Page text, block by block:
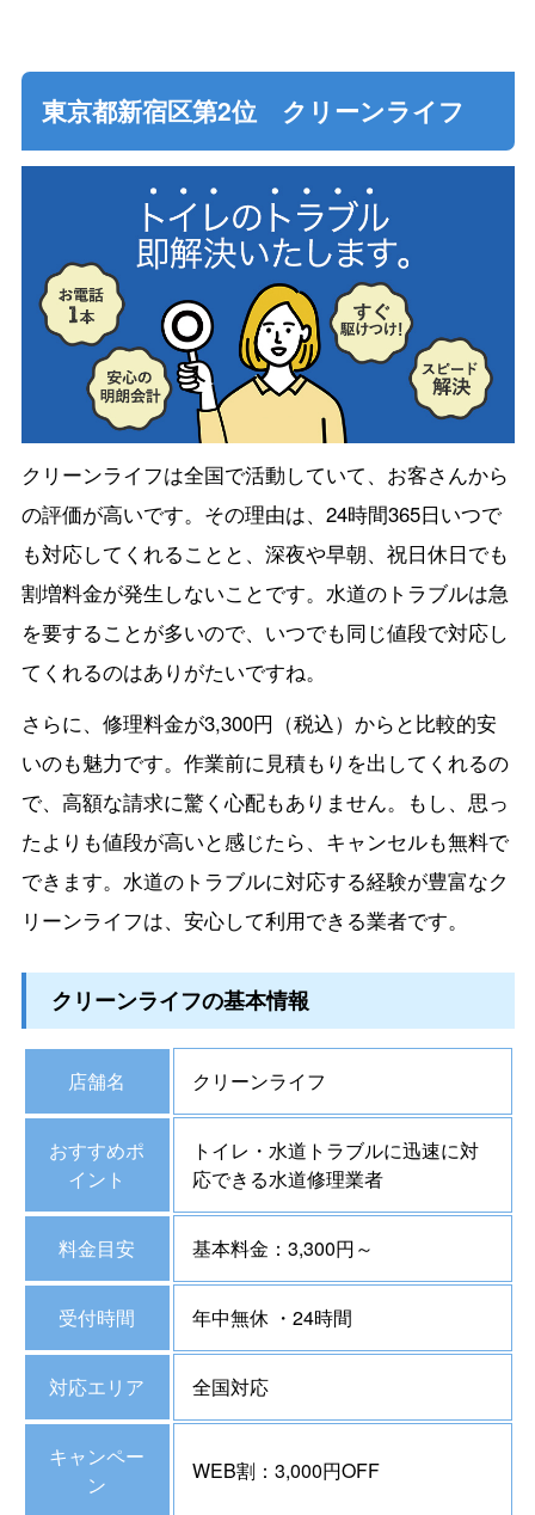
東京都新宿区第2位 クリーンライフ
クリーンライフは全国で活動していて、お客さんから
の評価が高いです。その理由は、24時間365日いつで
も対応してくれることと、深夜や早朝、祝日休日でも
割増料金が発生しないことです。水道のトラブルは急
を要することが多いので、いつでも同じ値段で対応し
てくれるのはありがたいですね。
さらに、修理料金が3,300円（税込）からと比較的安
いのも魅力です。作業前に見積もりを出してくれるの
で、高額な請求に驚く心配もありません。もし、思っ
たよりも値段が高いと感じたら、キャンセルも無料で
できます。水道のトラブルに対応する経験が豊富なク
リーンライフは、安心して利用できる業者です。
クリーンライフの基本情報
店舗名 クリーンライフ
おすすめポ
イント
トイレ・水道トラブルに迅速に対
応できる水道修理業者
料金目安 基本料金：3,300円～
受付時間 年中無休 ・24時間
対応エリア 全国対応
キャンペー
ン
WEB割：3,000円OFF